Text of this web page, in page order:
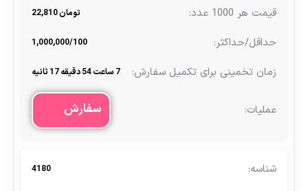
تومان 22,810
1,000,000/100
7 ساعت 54 دقیقه 17 ثانیه
سفارش
4180